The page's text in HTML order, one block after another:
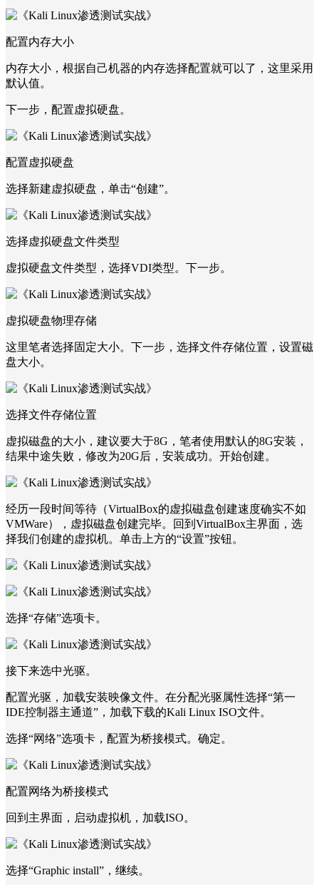
配置内存大小
内存大小，根据自己机器的内存选择配置就可以了，这里采用
默认值。
下一步，配置虚拟硬盘。
配置虚拟硬盘
选择新建虚拟硬盘，单击“创建”。
选择虚拟硬盘文件类型
虚拟硬盘文件类型，选择VDI类型。下一步。
虚拟硬盘物理存储
这里笔者选择固定大小。下一步，选择文件存储位置，设置磁
盘大小。
选择文件存储位置
虚拟磁盘的大小，建议要大于8G，笔者使用默认的8G安装，
结果中途失败，修改为20G后，安装成功。开始创建。
经历一段时间等待（VirtualBox的虚拟磁盘创建速度确实不如
VMWare），虚拟磁盘创建完毕。回到VirtualBox主界面，选
择我们创建的虚拟机。单击上方的“设置”按钮。
选择“存储”选项卡。
接下来选中光驱。
配置光驱，加载安装映像文件。在分配光驱属性选择“第一
IDE控制器主通道”，加载下载的Kali Linux ISO文件。
选择“网络”选项卡，配置为桥接模式。确定。
配置网络为桥接模式
回到主界面，启动虚拟机，加载ISO。
选择“Graphic install”，继续。